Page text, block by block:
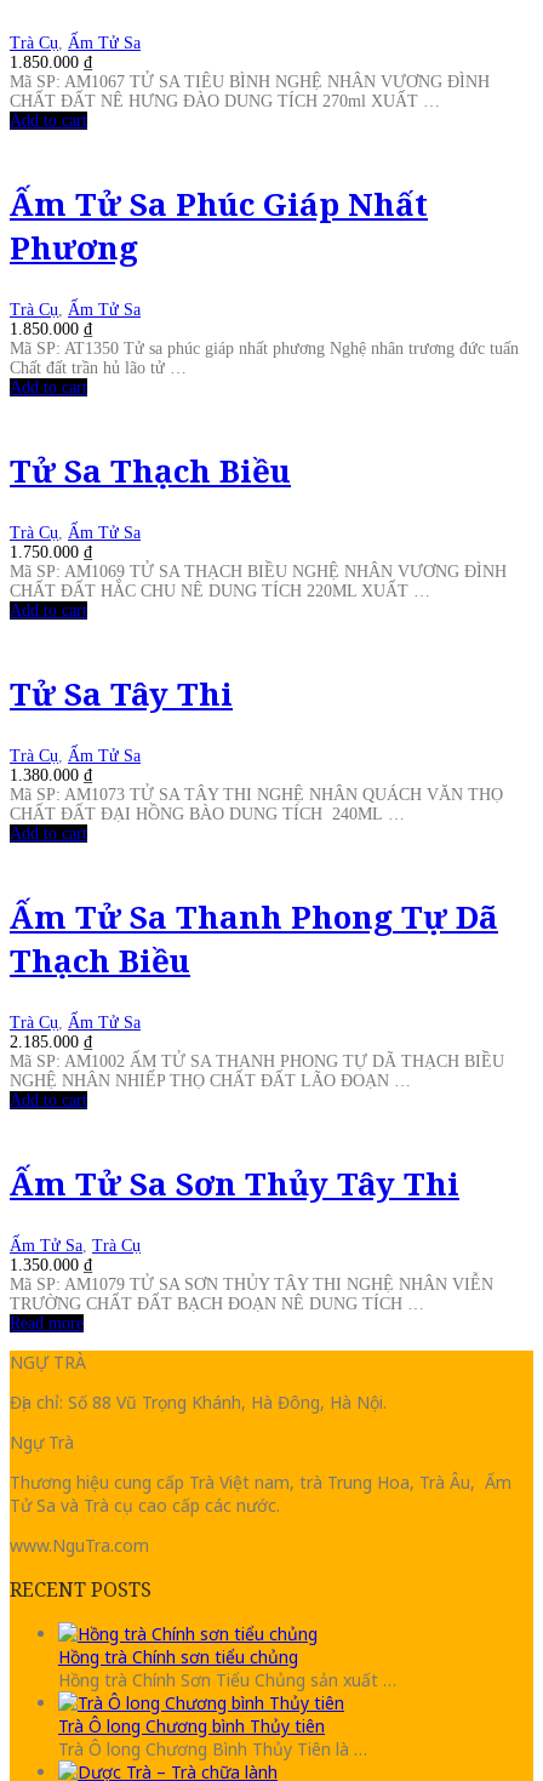
Trà Cụ
Ấm Tử Sa
1.850.000 ₫
Mã SP: AM1067 TỬ SA TIÊU BÌNH NGHỆ NHÂN VƯƠNG ĐÌNH
CHẤT ĐẤT NÊ HƯNG ĐÀO DUNG TÍCH 270ml XUẤT …
Add to cart
Ấm Tử Sa Phúc Giáp Nhất
Phương
Trà Cụ
Ấm Tử Sa
1.850.000 ₫
Mã SP: AT1350 Tử sa phúc giáp nhất phương Nghệ nhân trương đức tuấn
Chất đất trần hủ lão tử …
Add to cart
Tử Sa Thạch Biều
Trà Cụ
Ấm Tử Sa
1.750.000 ₫
Mã SP: AM1069 TỬ SA THẠCH BIỀU NGHỆ NHÂN VƯƠNG ĐÌNH
CHẤT ĐẤT HẮC CHU NÊ DUNG TÍCH 220ML XUẤT …
Add to cart
Tử Sa Tây Thi
Trà Cụ
Ấm Tử Sa
1.380.000 ₫
Mã SP: AM1073 TỬ SA TÂY THI NGHỆ NHÂN QUÁCH VĂN THỌ
CHẤT ĐẤT ĐẠI HỒNG BÀO DUNG TÍCH 240ML …
Add to cart
Ấm Tử Sa Thanh Phong Tự Dã
Thạch Biều
Trà Cụ
Ấm Tử Sa
2.185.000 ₫
Mã SP: AM1002 ẤM TỬ SA THANH PHONG TỰ DÃ THẠCH BIỀU
NGHỆ NHÂN NHIẾP THỌ CHẤT ĐẤT LÃO ĐOẠN …
Add to cart
Ấm Tử Sa Sơn Thủy Tây Thi
Ấm Tử Sa Trà Cụ
1.350.000 ₫
Mã SP: AM1079 TỬ SA SƠN THỦY TÂY THI NGHỆ NHÂN VIỄN
TRƯỜNG CHẤT ĐẤT BẠCH ĐOẠN NÊ DUNG TÍCH …
Read more
NGỰ TRÀ
Địa chỉ: Số 88 Vũ Trọng Khánh, Hà Đông, Hà Nội.
Ngự Trà
Thương hiệu cung cấp Trà Việt nam, trà Trung Hoa, Trà Âu, Ấm
Tử Sa và Trà cụ cao cấp các nước.
www.NguTra.com
RECENT POSTS
Hồng trà Chính sơn tiểu chủng
Hồng trà Chính Sơn Tiểu Chủng sản xuất …
Trà Ô long Chương bình Thủy tiên
Trà Ô long Chương Bình Thủy Tiên là …